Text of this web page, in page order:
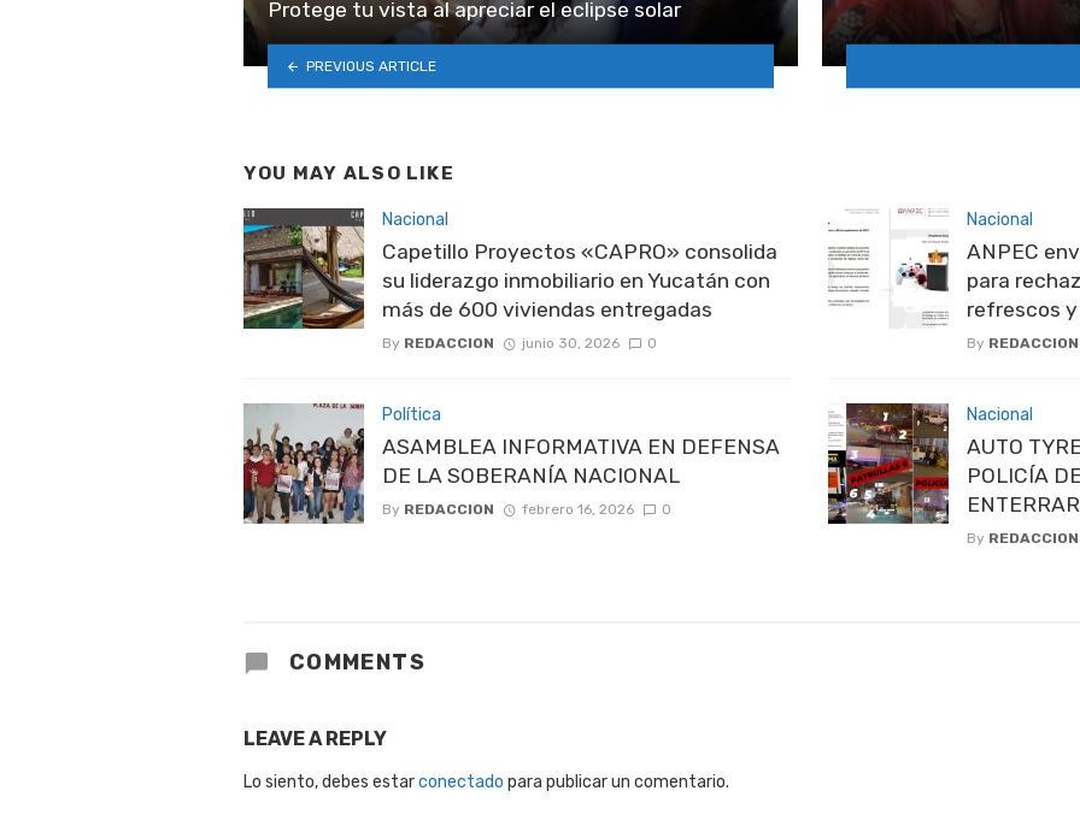
Protege tu vista al apreciar el eclipse solar
PREVIOUS ARTICLE
YOU MAY ALSO LIKE
Nacional
Capetillo Proyectos «CAPRO» consolida
su liderazgo inmobiliario en Yucatán con
más de 600 viviendas entregadas
By REDACCION junio 30, 2026 0
Política
ASAMBLEA INFORMATIVA EN DEFENSA
DE LA SOBERANÍA NACIONAL
By REDACCION febrero 16, 2026 0
Nacional
ANPEC
para
refrescos
By REDACCION
Nacional
AUTO
POLICÍA
ENTERRAR
By REDACCION
COMMENTS
LEAVE A REPLY
Lo siento, debes estarconectado para publicar un comentario.